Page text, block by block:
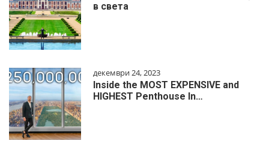
в света
декември 24, 2023
Inside the MOST EXPENSIVE and
HIGHEST Penthouse In…